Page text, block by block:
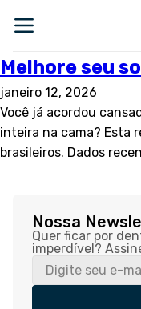
Melhore seu
janeiro 12, 2026
Você já acordou
inteira na cama? Esta
brasileiros. Dados
Nossa
Quer ficar por
imperdível?